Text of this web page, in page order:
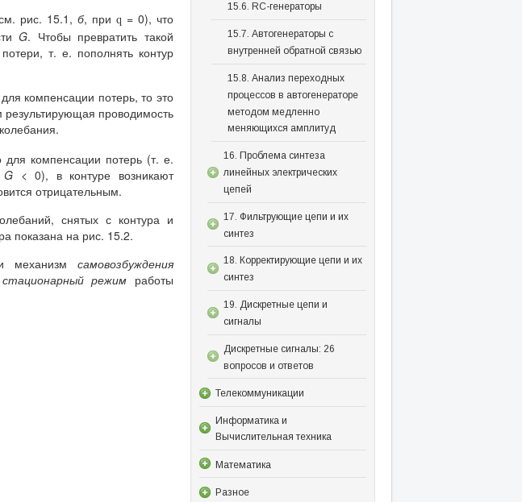
рис. 15.1, б, при q = 0), что
G. Чтобы превратить такой
т. е. пополнять контур
компенсации потерь, то это
результирующая проводимость
для компенсации потерь (т. е.
G < 0), в контуре возникают
отрицательным.
снятых с контура и
показана на рис. 15.2.
механизм самовозбуждения
стационарный режим работы
15.6. RС-генераторы
15.7. Автогенераторы с
внутренней обратной связью
15.8. Анализ переходных
процессов в автогенераторе
методом медленно
меняющихся амплитуд
16. Проблема синтеза
линейных электрических
цепей
17. Фильтрующие цепи и их
синтез
18. Корректирующие цепи и их
синтез
19. Дискретные цепи и
сигналы
Дискретные сигналы: 26
вопросов и ответов
Телекоммуникации
Информатика и
Вычислительная техника
Математика
Разное